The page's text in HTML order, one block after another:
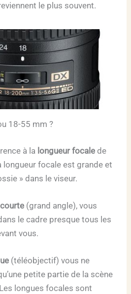
le plus souvent.
18-55 mm ?
à la longueur focale de
focale est grande et
» dans le viseur.
(grand angle), vous
le cadre presque tous les
vous.
(téléobjectif) vous ne
petite partie de la scène
longues focales sont